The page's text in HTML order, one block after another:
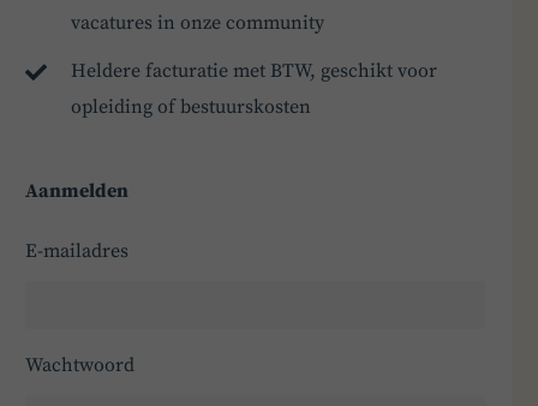
vacatures in onze community
Heldere facturatie met BTW, geschikt voor
opleiding of bestuurskosten
Aanmelden
E-mailadres
Wachtwoord